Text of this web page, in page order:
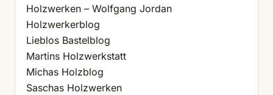
Holzwerken – Wolfgang Jordan
Holzwerkerblog
Lieblos Bastelblog
Martins Holzwerkstatt
Michas Holzblog
Saschas Holzwerken